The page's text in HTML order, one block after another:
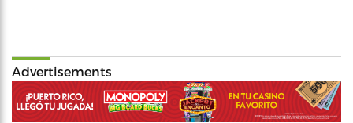
Advertisements